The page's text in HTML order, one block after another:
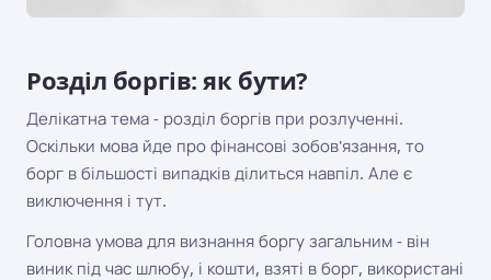
Розділ боргів: як бути?
Делікатна тема - розділ боргів при розлученні.
Оскільки мова йде про фінансові зобов'язання, то
борг в більшості випадків ділиться навпіл. Але є
виключення і тут.
Головна умова для визнання боргу загальним - він
виник під час шлюбу, і кошти, взяті в борг, використані